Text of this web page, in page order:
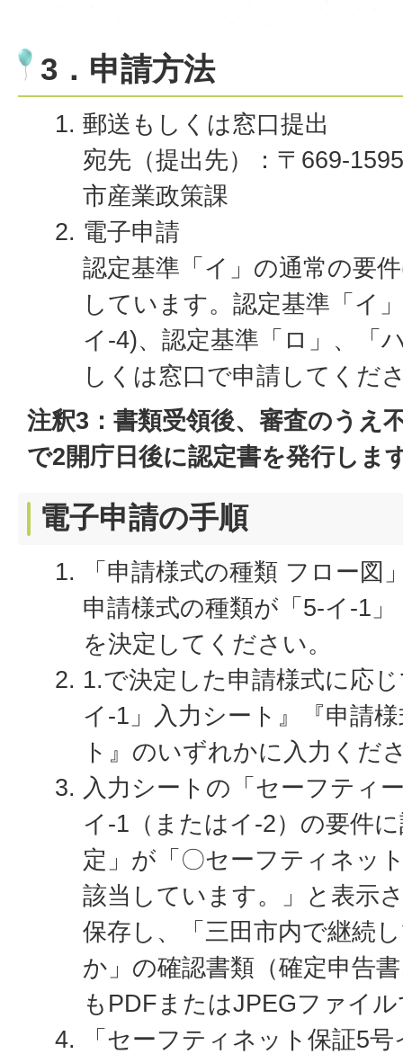
3．申請方法
郵送もしくは窓口提出
宛先（提出先）：〒669-
市産業政策課
電子申請
認定基準「イ」の通常の要
しています。認定基準「イ
イ-4)、認定基準「ロ」、「
しくは窓口で申請してくだ
注釈3：書類受領後、審査のうえ
で2開庁日後に認定書を発行しま
電子申請の手順
「申請様式の種類 フロー
申請様式の種類が「5-イ-1
を決定してください。
1.で決定した申請様式に応
イ-1」入力シート』『申請
ト』のいずれかに入力くだ
入力シートの「セーフティ
イ-1（またはイ-2）の要件
定」が「〇セーフティネッ
該当しています。」と表示
保存し、「三田市内で継続
か」の確認書類（確定申告
もPDFまたはJPEGファイ
「セーフティネット保証5